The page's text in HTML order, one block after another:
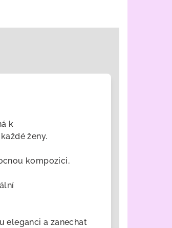
k
ženy.
kompozici,
eleganci a zanechat